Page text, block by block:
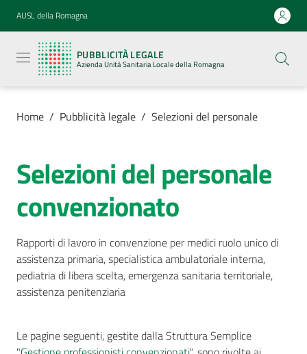
Vai al contenuto
Vai alla navigazione
Vai al footer
AUSL della Romagna
PUBBLICITÀ LEGALE
Azienda Unità Sanitaria Locale della Romagna
legale
Azienda
Unità
Locale della
Luoghi di
cura
Comunica
Home / Pubblicità legale / Selezioni del personale
Selezioni del personale
convenzionato
Rapporti di lavoro in convenzione per medici ruolo unico di
assistenza primaria, specialistica ambulatoriale interna,
pediatria di libera scelta, emergenza sanitaria territoriale,
assistenza penitenziaria
Le pagine seguenti, gestite dalla Struttura Semplice